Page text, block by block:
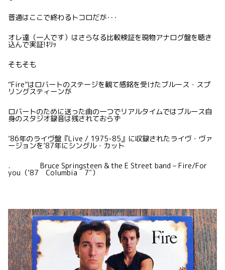
普通はここで終わるトコロだが･･･
オレ達（一人です）はさらなる比較検証を現物アナログ盤を聴き
込んで実証!ｷﾘｯ
そもそも
“Fire”はロバートのステージを観て感銘を受けたブルース・スプ
リングスティーンが
ロバートのために送った曲の一つでリアルタイムではブルース自
身のスタジオ録音は残されておらず
’86年のライヴ盤『Live / 1975-85』に収録されたライヴ・ヴァ
ージョンを’87年にシングル・カット
. Bruce Springsteen & the E Street band – Fire/For
you（’87 Columbia 7″）